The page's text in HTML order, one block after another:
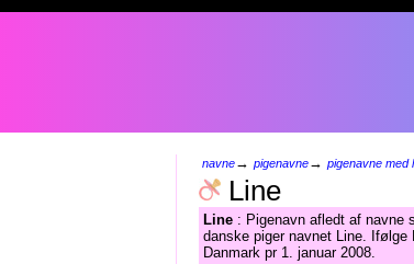
navne→ pigenavne→ pigenavne med l
Line
Line : Pigenavn afledt af navne
danske piger navnet Line. Ifølge
Danmark pr 1. januar 2008.